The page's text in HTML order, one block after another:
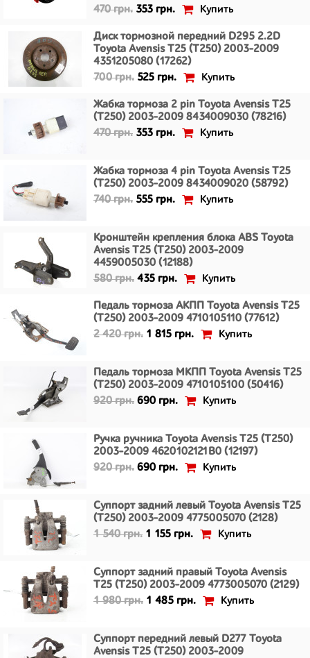
470 грн. 353 грн. Купить
Диск тормозной передний D295 2.2D
Toyota Avensis T25 (T250) 2003-2009
4351205080 (17262)
700 грн. 525 грн. Купить
Жабка тормоза 2 pin Toyota Avensis T25
(T250) 2003-2009 8434009030 (78216)
470 грн. 353 грн. Купить
Жабка тормоза 4 pin Toyota Avensis T25
(T250) 2003-2009 8434009020 (58792)
740 грн. 555 грн. Купить
Кронштейн крепления блока ABS Toyota
Avensis T25 (T250) 2003-2009
4459005030 (12188)
580 грн. 435 грн. Купить
Педаль тормоза АКПП Toyota Avensis T25
(T250) 2003-2009 4710105110 (77612)
2 420 грн. 1 815 грн. Купить
Педаль тормоза МКПП Toyota Avensis T25
(T250) 2003-2009 4710105100 (50416)
920 грн. 690 грн. Купить
Ручка ручника Toyota Avensis T25 (T250)
2003-2009 4620102121B0 (12197)
920 грн. 690 грн. Купить
Суппорт задний левый Toyota Avensis T25
(T250) 2003-2009 4775005070 (2128)
1 540 грн. 1 155 грн. Купить
Суппорт задний правый Toyota Avensis
T25 (T250) 2003-2009 4773005070 (2129)
1 980 грн. 1 485 грн. Купить
Суппорт передний левый D277 Toyota
Avensis T25 (T250) 2003-2009